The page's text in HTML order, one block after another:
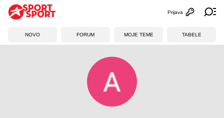
Otvori
Prijava
NOVO FORUM MOJE TEME TABELE